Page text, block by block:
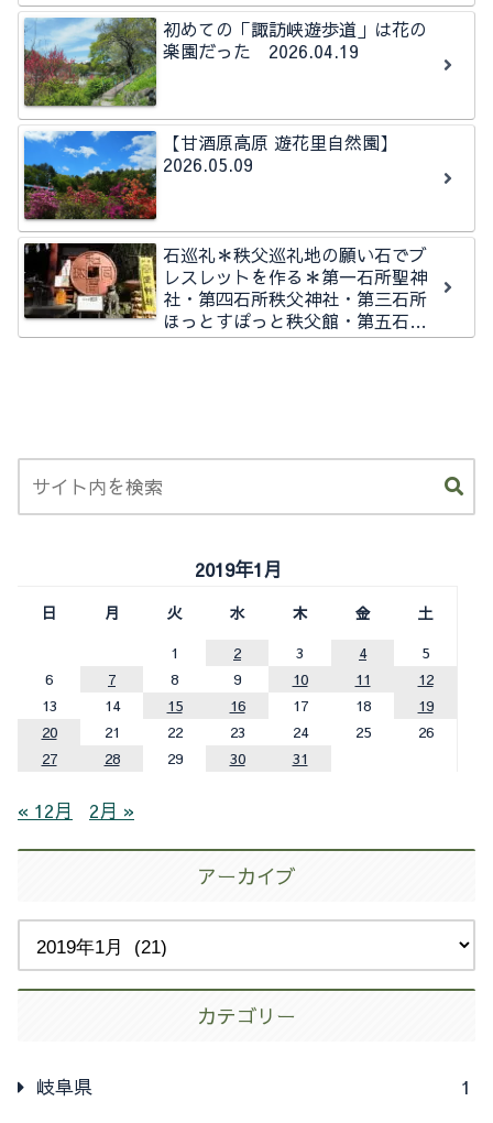
初めての「諏訪峡遊歩道」は花の
楽園だった 2026.04.19
【甘酒原高原 遊花里自然園】
2026.05.09
石巡礼＊秩父巡礼地の願い石でブ
レスレットを作る＊第一石所聖神
社・第四石所秩父神社・第三石所
ほっとすぽっと秩父館・第五石所
秩父今宮神社石所
2019年1月
日 月 火 水 木 金
土
1
2 3 4
5
6
7 8 9 10 11
12
13
14 15 16 17 18
19
20
21 22 23 24 25
26
27
28 29 30 31
« 12月 2月 »
アーカイブ
カテゴリー
岐阜県 1